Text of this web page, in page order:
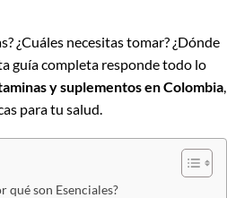
¿Cuáles necesitas tomar? ¿Dónde
guía completa responde todo lo
y suplementos en Colombia
para tu salud.
qué son Esenciales?